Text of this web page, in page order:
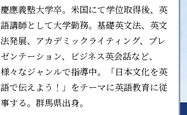
慶應義塾大学卒。米国にて学位取得後、英
語講師として大学勤務。基礎英文法、英文
法発展、アカデミックライティング、プレ
ゼンテーション、ビジネス英会話など、
様々なジャンルで指導中。「日本文化を英
語で伝えよう！」をテーマに英語教育に従
事する。群馬県出身。